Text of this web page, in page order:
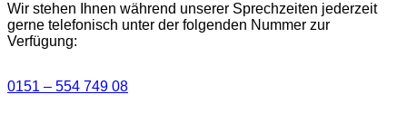
Wir stehen Ihnen während unserer Sprechzeiten jederzeit
gerne telefonisch unter der folgenden Nummer zur
Verfügung:
0151 – 554 749 08